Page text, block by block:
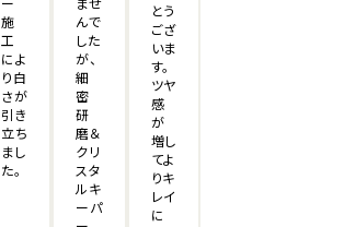
施
工
によ
り白
さが
引き
立ち
まし
た。
んで
した
が、
細
密
研
磨＆
クリ
スタ
ルキ
ーパ
とう
ござ
いま
す。
ツヤ
感
が
増し
てよ
りキ
レイ
に